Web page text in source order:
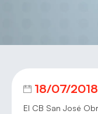
18/07/2018
El CB San José